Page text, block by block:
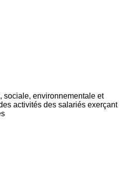
sociale, environnementale et
activités des salariés exerçant